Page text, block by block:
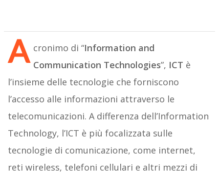
A cronimo di “Information and
Communication Technologies”, ICT è
l’insieme delle tecnologie che forniscono
l’accesso alle informazioni attraverso le
telecomunicazioni. A differenza dell’Information
Technology, l’ICT è più focalizzata sulle
tecnologie di comunicazione, come internet,
reti wireless, telefoni cellulari e altri mezzi di